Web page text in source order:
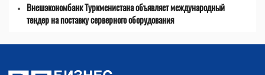
Внешэкономбанк Туркменистана объявляет международный
тендер на поставку серверного оборудования